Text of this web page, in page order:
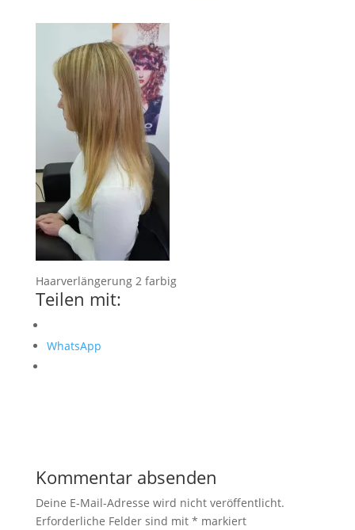
Haarverlängerung 2 farbig
Teilen mit:
WhatsApp
Kommentar absenden
Deine E-Mail-Adresse wird nicht veröffentlicht.
Erforderliche Felder sind mit * markiert